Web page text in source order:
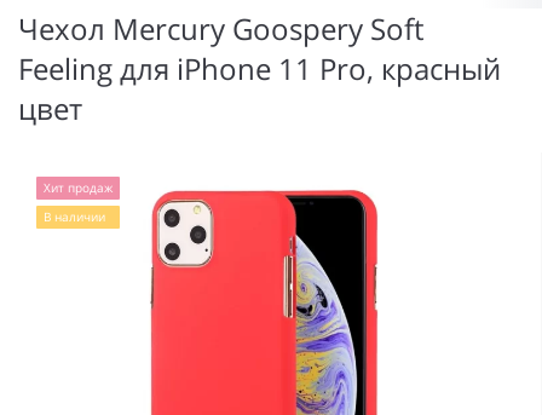
Чехол Mercury Goospery Soft
Feeling для iPhone 11 Pro, красный
цвет
Хит продаж
В наличии